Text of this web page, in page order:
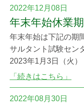
2022年12月08日
年末年始休業
年末年始は下記の期
サルタント試験セン
2023年1月3日（火
会】 2021年12月
できませんので、な
「続きはこちら」
2022年08月30日